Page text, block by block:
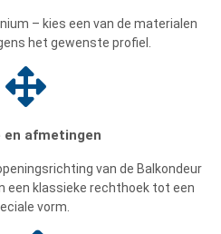
– kies een van de materialen
het gewenste profiel.
en afmetingen
van de Balkondeur
een klassieke rechthoek tot een
vorm.